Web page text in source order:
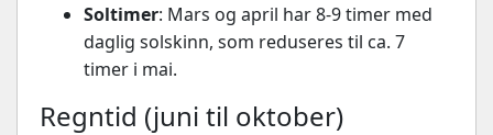
Soltimer: Mars og april har 8-9 timer med
daglig solskinn, som reduseres til ca. 7
timer i mai.
Regntid (juni til oktober)